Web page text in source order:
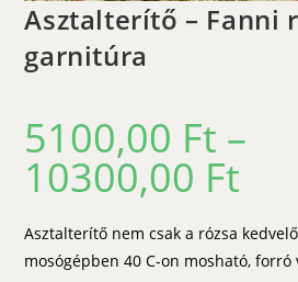
Asztalterítő – Fanni
garnitúra
5100,00 Ft –
10300,00 Ft
Asztalterítő nem csak a rózsa
mosógépben 40 C-on mosható, forró